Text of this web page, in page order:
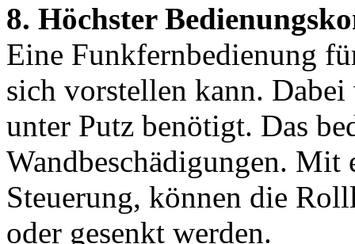
8. Höchster
Eine Funkfernbedienung
sich vorstellen kann.
unter Putz benötigt. Das
Wandbeschädigungen.
Steuerung, können die
oder gesenkt werden.